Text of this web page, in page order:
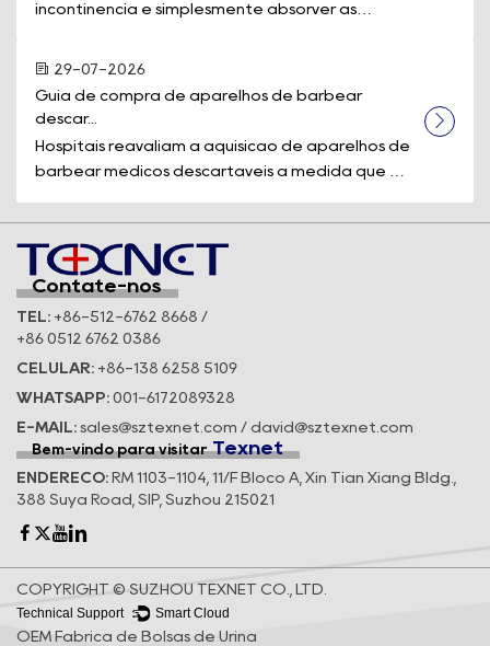
incontinência e simplesmente absorver as
29-07-2026
Guia de compra de aparelhos de barbear
descar...
Hospitais reavaliam a aquisição de aparelhos de
barbear médicos descartáveis à medida que os
Contate-nos
TEL: +86-512-6762 8668 /
+86 0512 6762 0386
CELULAR: +86-138 6258 5109
WHATSAPP: 001-6172089328
E-MAIL: sales@sztexnet.com / david@sztexnet.com
Bem-vindo para visitar Texnet
ENDEREÇO: RM 1103-1104, 11/F Bloco A, Xin Tian Xiang Bldg.,
388 Suya Road, SIP, Suzhou 215021
COPYRIGHT © SUZHOU TEXNET CO., LTD.
Technical Support ： Smart Cloud
OEM Fábrica de Bolsas de Urina